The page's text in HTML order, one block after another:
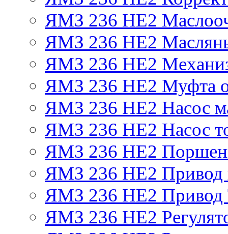
ЯМЗ 236 НЕ2
ЯМЗ 236 НЕ2
ЯМЗ 236 НЕ2
ЯМЗ 236 НЕ2 Муфта
ЯМЗ 236 НЕ2 Насос
ЯМЗ 236 НЕ2 Насос
ЯМЗ 236 НЕ2
ЯМЗ 236 НЕ2 Привод
ЯМЗ 236 НЕ2
ЯМЗ 236 НЕ2